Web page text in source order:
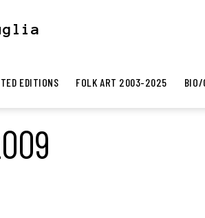
EDITIONS FOLK ART 2003-2025 BIO/